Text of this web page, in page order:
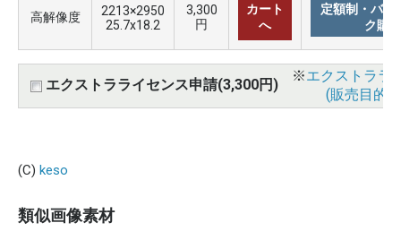
高解像度
2213×2950
25.7x18.2
3,300
円
カート
へ
定額制・バリ
ク購入
エクストラライセンス申請(3,300円)
※エクストララ
(販売目的
(C) keso
類似画像素材